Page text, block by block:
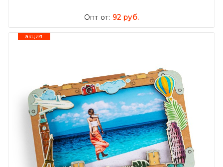
Опт от: 92 руб.
акция